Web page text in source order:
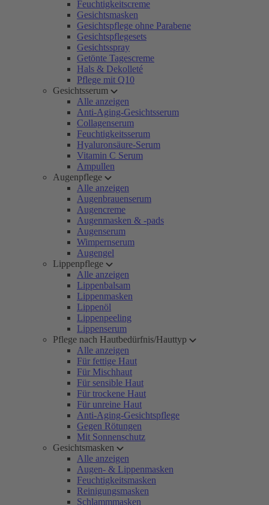
Feuchtigkeitscreme
Gesichtsmasken
Gesichtspflege ohne Parabene
Gesichtspflegesets
Gesichtsspray
Getönte Tagescreme
Hals & Dekolleté
Pflege mit Q10
Gesichtsserum
Alle anzeigen
Anti-Aging-Gesichtsserum
Collagenserum
Feuchtigkeitsserum
Hyaluronsäure-Serum
Vitamin C Serum
Ampullen
Augenpflege
Alle anzeigen
Augenbrauenserum
Augencreme
Augenmasken & -pads
Augenserum
Wimpernserum
Augengel
Lippenpflege
Alle anzeigen
Lippenbalsam
Lippenmasken
Lippenöl
Lippenpeeling
Lippenserum
Pflege nach Hautbedürfnis/Hauttyp
Alle anzeigen
Für fettige Haut
Für Mischhaut
Für sensible Haut
Für trockene Haut
Für unreine Haut
Anti-Aging-Gesichtspflege
Gegen Rötungen
Mit Sonnenschutz
Gesichtsmasken
Alle anzeigen
Augen- & Lippenmasken
Feuchtigkeitsmasken
Reinigungsmasken
Schlammmasken